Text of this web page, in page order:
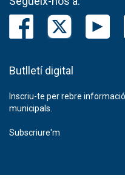
Butlletí digital
Inscriu-te per rebre
municipals.
Subscriure'm